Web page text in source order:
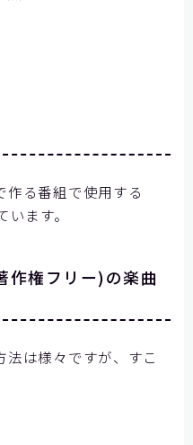
る番組で使用する
ます。
作権フリー)の楽曲
は様々ですが、すこ